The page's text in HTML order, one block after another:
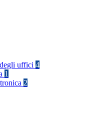
uffici 4
1
2